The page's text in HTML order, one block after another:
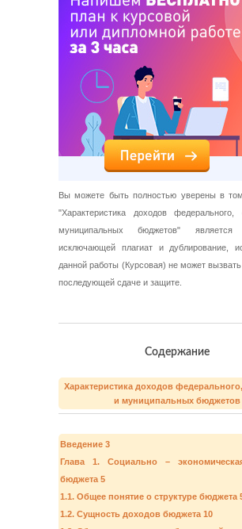
Вы можете быть полностью уверены в
"Характеристика доходов федерального,
муниципальных бюджетов" является
исключающей плагиат и дублирование,
данной работы (Курсовая) не может
последующей сдаче и защите.
Содержание
Характеристика доходов
и муниципальных бюджетов
Введение 3
Глава 1. Социально –
бюджета 5
1.1. Общее понятие о структуре бюджета
1.2. Сущность доходов бюджета 10